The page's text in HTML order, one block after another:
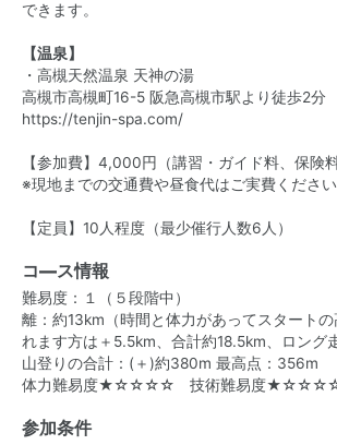
できます。
【温泉】
・高槻天然温泉 天神の湯
高槻市高槻町16-5 阪急高槻市駅より徒歩2分
https://tenjin-spa.com/
【参加費】4,000円（講習・ガイド料、保険
※現地までの交通費や昼食代はご実費ください
【定員】10人程度（最少催行人数6人）
コ―ス情報
難易度：１（５段階中）
離：約13km（時間と体力があってスタート
れます方は＋5.5km、合計約18.5km、ロング
山登りの合計：(＋)約380m 最高点：356m
体力難易度★☆☆☆☆ 技術難易度
参加条件